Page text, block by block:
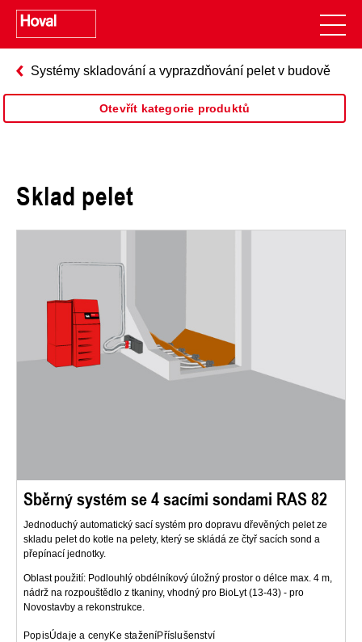
Systémy skladování a vyprazdňování pelet v budově
Otevřít kategorie produktů
Sklad pelet
Sběrný systém se 4 sacími sondami RAS 82
Jednoduchý automatický sací systém pro dopravu dřevěných pelet ze
skladu pelet do kotle na pelety, který se skládá ze čtyř sacích sond a
přepínací jednotky.
Oblast použití: Podlouhlý obdélníkový úložný prostor o délce max. 4 m,
nádrž na rozpouštědlo z tkaniny, vhodný pro BioLyt (13-43) - pro
Novostavby a rekonstrukce.
PopisÚdaje a cenyKe staženíPříslušenství